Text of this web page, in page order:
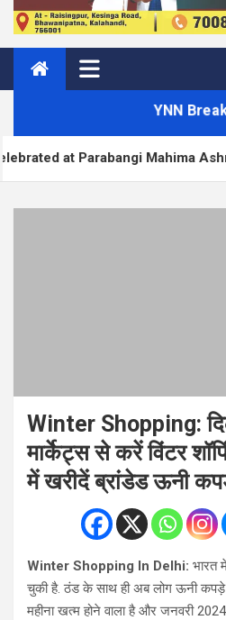
YNN
Mahima Ashram on 27 August
Winter Shopping:
मार्केट्स से करें विंटर
में खरीदें ब्रांडेड ऊनी
Winter Shopping In Delhi: भारत
चुकी है. ठंड के साथ ही अब लोग ऊनी
महीना खत्म होने वाला है और जनवरी